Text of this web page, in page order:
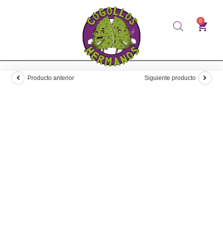
0
Producto anterior Siguiente producto